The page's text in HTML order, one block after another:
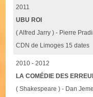
2011
UBU ROI
( Alfred Jarry ) - Pierre
CDN de Limoges 15 dates
2010 - 2012
LA COMÉDIE DES
( Shakespeare ) - Dan